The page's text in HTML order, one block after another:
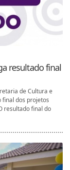
resultado final
de Cultura e
final dos projetos
resultado final do